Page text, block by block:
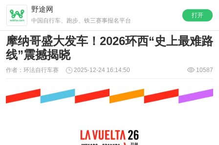
打开
野途网
中国自行车、跑步、铁三赛事报名平台
摩纳哥盛大发车！2026环西“史上最难路
线”震撼揭晓
作者：环法自行车赛 2025-12-24 16:14:50 10587